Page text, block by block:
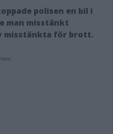
polisen en bil i
man misstänkt
misstänkta för brott.